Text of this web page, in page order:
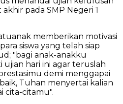
pada SMP Negeri 1
memberikan motivasi
siswa yang telah siap
"bagi anak-anakku
hari ini agar teruslah
demi menggapai
Tuhan menyertai kalian
cita-citamu".